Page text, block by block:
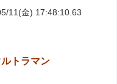
11(金) 17:48:10.63
トラマン